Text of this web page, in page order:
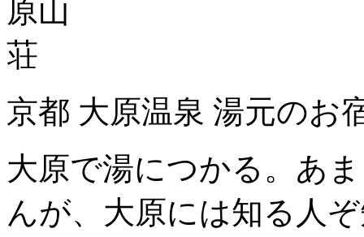
京都 大原温泉 湯元の
大原で湯につかる。あ
んが、大原には知る人